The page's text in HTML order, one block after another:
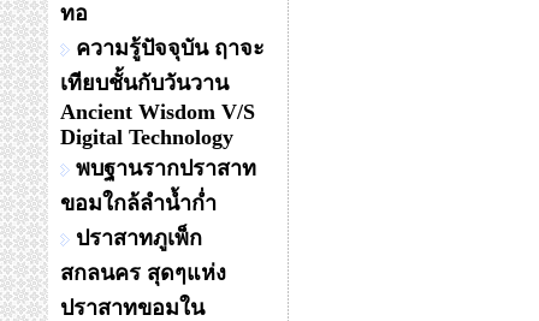
ทอ
ความรู้ปัจจุบัน ฤาจะ
เทียบชั้นกับวันวาน
Ancient Wisdom V/S
Digital Technology
พบฐานรากปราสาท
ขอมใกล้ลำน้ำก่ำ
ปราสาทภูเพ็ก
สกลนคร สุดๆแห่ง
ปราสาทขอมใน